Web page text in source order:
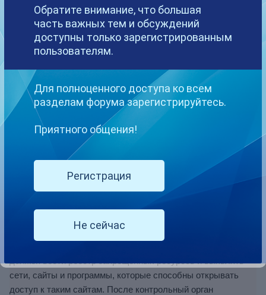
предусматривающие штрафы за неисполнение оператором
поисковой системы обязанности по получению доступа к
информационной системе Роскомнадзора.
Подобное нарушение карается административным
штрафом в размере 5000 руб. для граждан, 50 000 руб. -
для должностных лиц и от 500 000 до 700 000 руб. - для
компаний. Такие же штрафы предлагается взимать за
выдачу по запросам пользователей ссылок на
запрещенные информационные ресурсы.
В Госдуму внесен законопроект, делающий
нелегальными большинство способов обхода
сети, сайты и программы, которые способны открывать
доступ к таким сайтам. После контрольный орган
Обратите внимание, что большая
часть важных тем и обсуждений
доступны только зарегистрированным
пользователям.
Для полноценного доступа ко всем
разделам форума зарегистрируйтесь.
Приятного общения!
Регистрация
Не сейчас